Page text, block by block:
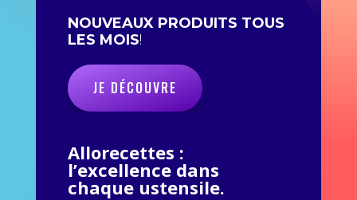
NOUVEAUX PRODUITS TOUS
LES MOIS!
JE DÉCOUVRE
Allorecettes :
l’excellence dans
chaque ustensile.